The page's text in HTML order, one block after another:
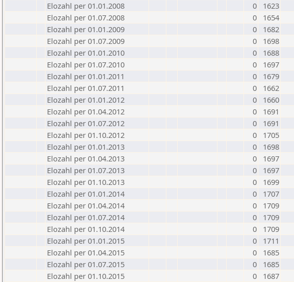
Elozahl per 01.01.2008
0
1623
Elozahl per 01.07.2008
0
1654
Elozahl per 01.01.2009
0
1682
Elozahl per 01.07.2009
0
1698
Elozahl per 01.01.2010
0
1688
Elozahl per 01.07.2010
0
1697
Elozahl per 01.01.2011
0
1679
Elozahl per 01.07.2011
0
1662
Elozahl per 01.01.2012
0
1660
Elozahl per 01.04.2012
0
1691
Elozahl per 01.07.2012
0
1691
Elozahl per 01.10.2012
0
1705
Elozahl per 01.01.2013
0
1698
Elozahl per 01.04.2013
0
1697
Elozahl per 01.07.2013
0
1697
Elozahl per 01.10.2013
0
1699
Elozahl per 01.01.2014
0
1707
Elozahl per 01.04.2014
0
1709
Elozahl per 01.07.2014
0
1709
Elozahl per 01.10.2014
0
1709
Elozahl per 01.01.2015
0
1711
Elozahl per 01.04.2015
0
1685
Elozahl per 01.07.2015
0
1685
Elozahl per 01.10.2015
0
1687